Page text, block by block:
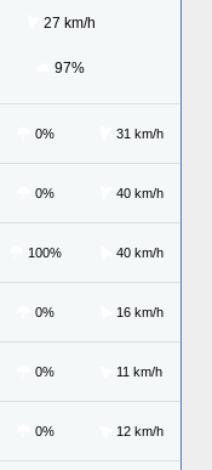
27 km/h
97%
0% 31 km/h
0% 40 km/h
100% 40 km/h
0% 16 km/h
0% 11 km/h
0% 12 km/h